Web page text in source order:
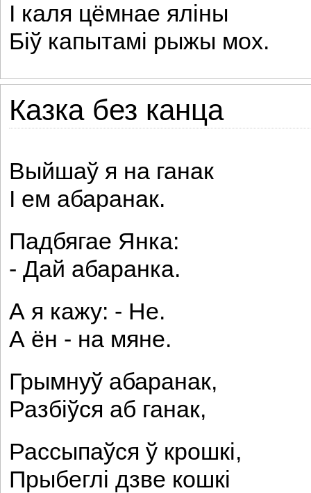
І каля цёмнае яліны
Біў капытамі рыжы мох.
Казка без канца
Выйшаў я на ганак
І ем абаранак.
Падбягае Янка:
- Дай абаранка.
А я кажу: - Не.
А ён - на мяне.
Грымнуў абаранак,
Разбіўся аб ганак,
Рассыпаўся ў крошкі,
Прыбеглі дзве кошкі